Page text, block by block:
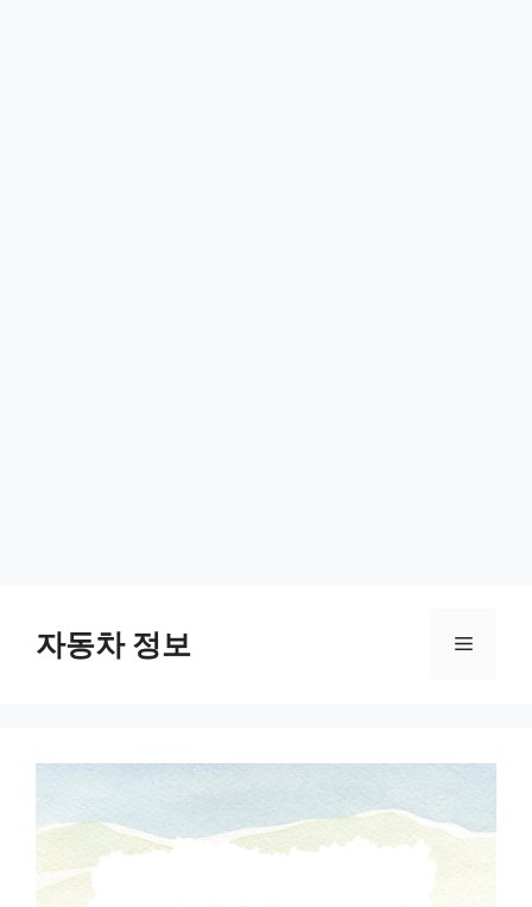
content자동차 정보 Menu